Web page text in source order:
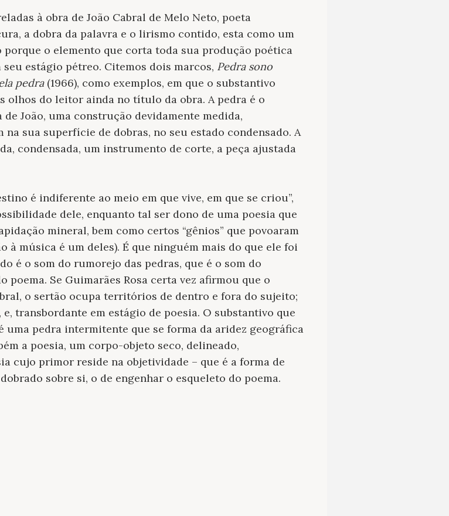
à obra de João Cabral de Melo Neto, poeta
a dobra da palavra e o lirismo contido, esta como um
o elemento que corta toda sua produção poética
estágio pétreo. Citemos dois marcos, Pedra sono
pedra(1966), como exemplos, em que o substantivo
olhos do leitor ainda no título da obra. A pedra é o
João, uma construção devidamente medida,
na sua superfície de dobras, no seu estado condensado. A
condensada, um instrumento de corte, a peça ajustada
é indiferente ao meio em que vive, em que se criou”,
dele, enquanto tal ser dono de uma poesia que
mineral, bem como certos “gênios” que povoaram
à música é um deles). É que ninguém mais do que ele foi
é o som do rumorejo das pedras, que é o som do
poema. Se Guimarães Rosa certa vez afirmou que o
o sertão ocupa territórios de dentro e fora do sujeito;
transbordante em estágio de poesia. O substantivo que
pedra intermitente que se forma da aridez geográfica
a poesia, um corpo-objeto seco, delineado,
cujo primor reside na objetividade – que é a forma de
sobre si, o de engenhar o esqueleto do poema.